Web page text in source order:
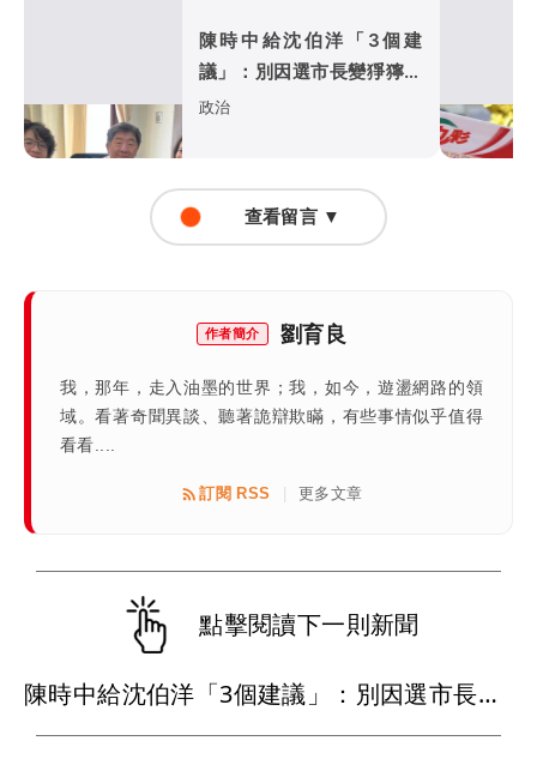
陳時中給沈伯洋「3個建
議」：別因選市長變猙獰，
否則就跟對手一樣
政治
查看留言 ▼
作者簡介 劉育良
我，那年，走入油墨的世界；我，如今，遊盪網路的領
域。看著奇聞異談、聽著詭辯欺瞞，有些事情似乎值得
看看....
訂閱 RSS 更多文章
點擊閱讀下一則新聞
陳時中給沈伯洋「3個建議」：別因選市長變猙獰，否則就跟對手一樣